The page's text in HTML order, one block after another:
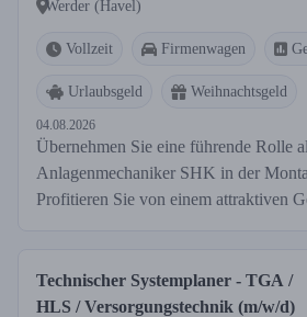
Werder (Havel)
Vollzeit Firmenwagen
Urlaubsgeld Weihnachtsgeld
04.08.2026
Übernehmen Sie eine führende Rolle
Anlagenmechaniker SHK in der
Profitieren Sie von einem attraktiven
Technischer Systemplaner - TGA /
HLS / Versorgungstechnik (m/w/d)